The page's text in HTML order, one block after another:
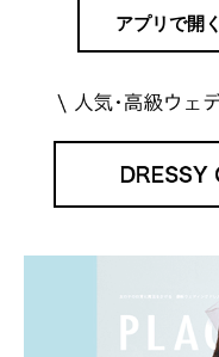
アプリで開く